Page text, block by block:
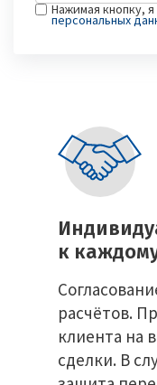
Нажимая кнопку,
персональных
к
расчётов.
клиента на
сделки. В